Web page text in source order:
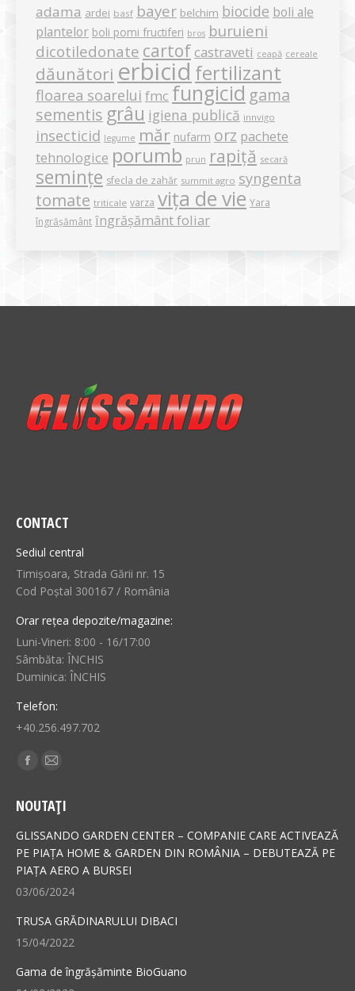
adama ardei basf bayer belchim biocide boli ale
plantelor boli pomi fructiferi bros buruieni
dicotiledonate cartof castraveti ceapă cereale
dăunători erbicid fertilizant
floarea soarelui fmc fungicid gama
sementis grâu igiena publică innvigo
insecticid legume măr nufarm orz pachete
tehnologice porumb prun rapiță secară
semințe sfecla de zahăr summit agro syngenta
tomate triticale varza vița de vie Yara
îngrășământ îngrășământ foliar
CONTACT
Sediul central
Timișoara, Strada Gării nr. 15
Cod Poștal 300167 / România
Orar rețea depozite/magazine:
Luni-Vineri: 8:00 - 16/17:00
Sâmbăta: ÎNCHIS
Duminica: ÎNCHIS
Telefon:
+40.256.497.702
Find us on:
Facebook
opens
in
new
window
Mail
opens
in
new
window
NOUTAȚI
GLISSANDO GARDEN CENTER – COMPANIE CARE ACTIVEAZĂ
PE PIAȚA HOME & GARDEN DIN ROMÂNIA – DEBUTEAZĂ PE
PIAȚA AERO A BURSEI
03/06/2024
TRUSA GRĂDINARULUI DIBACI
15/04/2022
Gama de îngrășăminte BioGuano